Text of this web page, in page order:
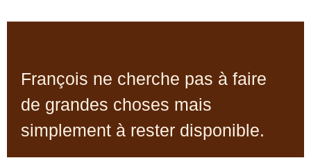
François ne cherche pas à faire
de grandes choses mais
simplement à rester disponible.